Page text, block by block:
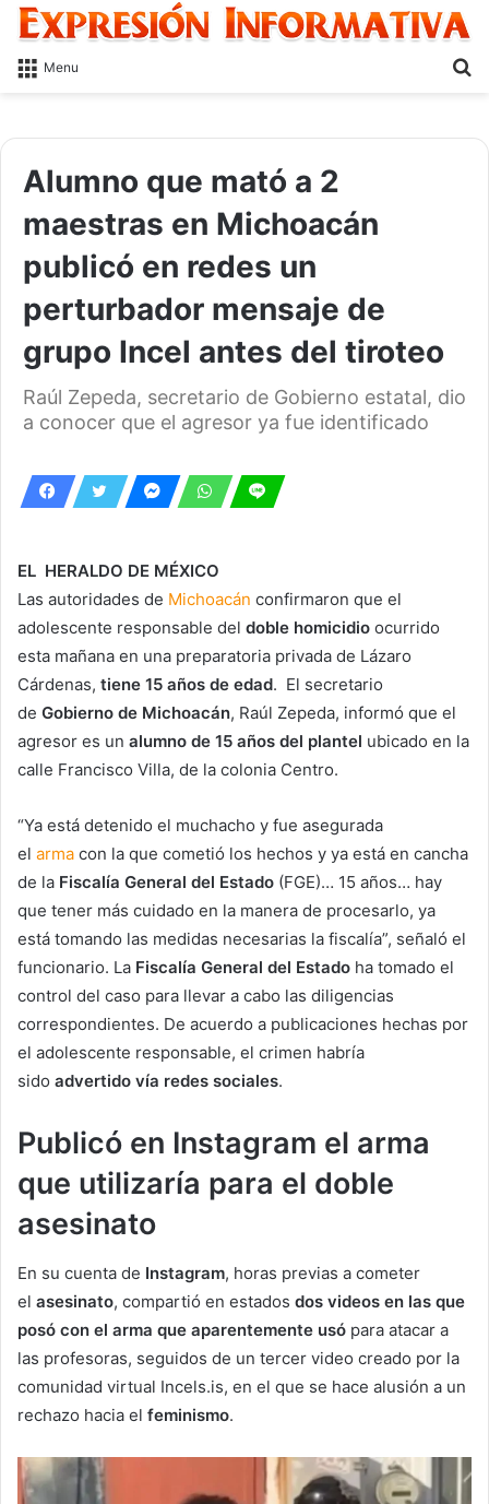
Menu
Alumno que mató a 2
maestras en Michoacán
publicó en redes un
perturbador mensaje de
grupo Incel antes del tiroteo
Raúl Zepeda, secretario de Gobierno estatal, dio
a conocer que el agresor ya fue identificado
EL HERALDO DE MÉXICO
Las autoridades de Michoacán confirmaron que el
adolescente responsable del doble homicidio ocurrido
esta mañana en una preparatoria privada de Lázaro
Cárdenas, tiene 15 años de edad. El secretario
de Gobierno de Michoacán, Raúl Zepeda, informó que el
agresor es un alumno de 15 años del plantel ubicado en la
calle Francisco Villa, de la colonia Centro.
“Ya está detenido el muchacho y fue asegurada
el arma con la que cometió los hechos y ya está en cancha
de la Fiscalía General del Estado (FGE)… 15 años… hay
que tener más cuidado en la manera de procesarlo, ya
está tomando las medidas necesarias la fiscalía”, señaló el
funcionario. La Fiscalía General del Estado ha tomado el
control del caso para llevar a cabo las diligencias
correspondientes. De acuerdo a publicaciones hechas por
el adolescente responsable, el crimen habría
sido advertido vía redes sociales.
Publicó en Instagram el arma
que utilizaría para el doble
asesinato
En su cuenta de Instagram, horas previas a cometer
el asesinato, compartió en estados dos videos en las que
posó con el arma que aparentemente usó para atacar a
las profesoras, seguidos de un tercer video creado por la
comunidad virtual Incels.is, en el que se hace alusión a un
rechazo hacia el feminismo.